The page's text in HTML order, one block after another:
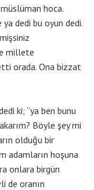
hoca.
dedi bu oyun dedi.
millete
orada. Ona bizzat
ki; “ya ben bunu
Böyle şey mi
olduğu bir
adamların hoşuna
onlara birgün
de oranın